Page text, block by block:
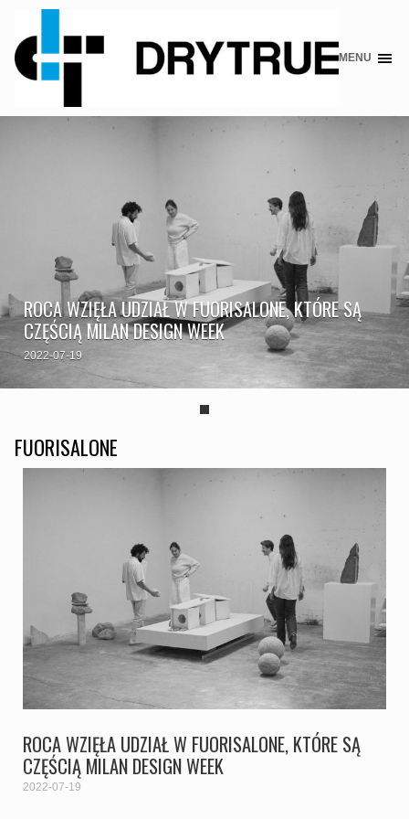
Skip
MENU
ROCA WZIĘŁA UDZIAŁ W FUORISALONE, KTÓRE SĄ
CZĘŚCIĄ MILAN DESIGN WEEK
2022-07-19
FUORISALONE
ROCA WZIĘŁA UDZIAŁ W FUORISALONE, KTÓRE SĄ
CZĘŚCIĄ MILAN DESIGN WEEK
2022-07-19